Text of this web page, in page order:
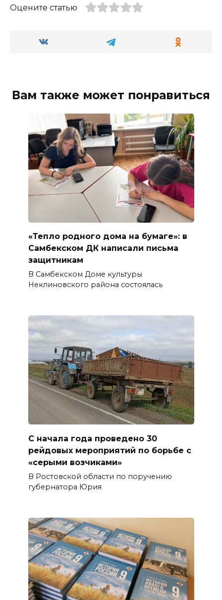
Оцените статью
Вам также может понравиться
«Тепло родного дома на бумаге»: в
Самбекском ДК написали письма
защитникам
В Самбекском Доме культуры
Неклиновского района состоялась
С начала года проведено 30
рейдовых мероприятий по борьбе с
«серыми возчиками»
В Ростовской области по поручению
губернатора Юрия